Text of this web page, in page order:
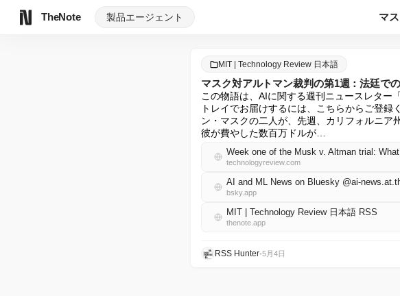
TheNote 製品エージェント
MIT | Technology Review 日本語
マスク対アルトマン裁判の第1週：法廷で
この物語は、AIに関する週刊ニュースレター
トレイでお届けするには、こちらからご登
ン・マスクの二人が、先週、カリフォルニア
彼が費やした数百万ドルが…
Week one of the Musk v. Altman trial:
technologyreview.com
AI and ML News on Bluesky @ai-
bsky.app
MIT | Technology Review 日本語 RSS
thenote.app
RSS Hunter•5月4日